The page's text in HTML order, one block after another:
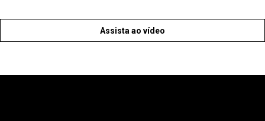
Assista ao vídeo